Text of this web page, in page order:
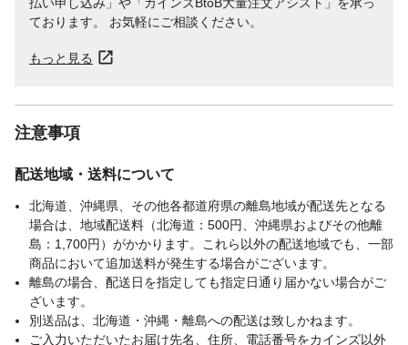
ております。 お気軽にご相談ください。
もっと見る
注意事項
配送地域・送料について
北海道、沖縄県、その他各都道府県の離島地域が配送先となる
場合は、地域配送料（北海道：500円、沖縄県およびその他離
島：1,700円）がかかります。これら以外の配送地域でも、一部
商品において追加送料が発生する場合がございます。
離島の場合、配送日を指定しても指定日通り届かない場合がご
ざいます。
別送品は、北海道・沖縄・離島への配送は致しかねます。
ご入力いただいたお届け先名、住所、電話番号をカインズ以外